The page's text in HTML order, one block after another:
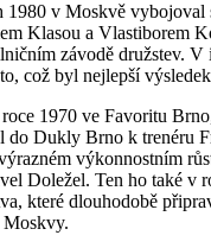
1980 v Moskvě vybojoval
Klasou a Vlastiborem
závodě družstev.
což byl nejlepší
1970 ve Favoritu
do Dukly Brno k trenéru
výkonnostním
Doležel. Ten ho také v
které dlouhodobě
Moskvy.